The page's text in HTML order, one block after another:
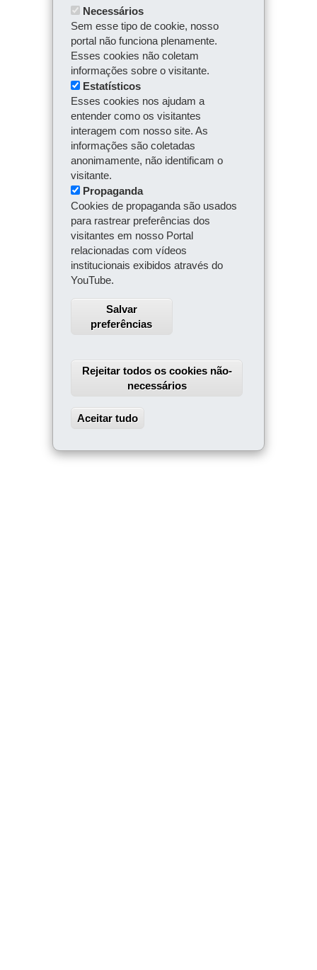
Necessários
Sem esse tipo de cookie, nosso
portal não funciona plenamente.
Esses cookies não coletam
informações sobre o visitante.
Estatísticos
Esses cookies nos ajudam a
entender como os visitantes
interagem com nosso site. As
informações são coletadas
anonimamente, não identificam o
visitante.
Propaganda
Cookies de propaganda são usados
para rastrear preferências dos
visitantes em nosso Portal
relacionadas com vídeos
institucionais exibidos através do
YouTube.
Salvar
preferências
Rejeitar todos os cookies não-
necessários
Aceitar tudo